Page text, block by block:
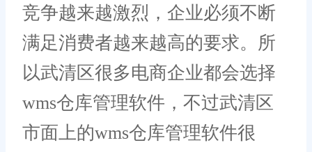
竞争越来越激烈，企业必须不断
满足消费者越来越高的要求。所
以武清区很多电商企业都会选择
wms仓库管理软件，不过武清区
市面上的wms仓库管理软件很